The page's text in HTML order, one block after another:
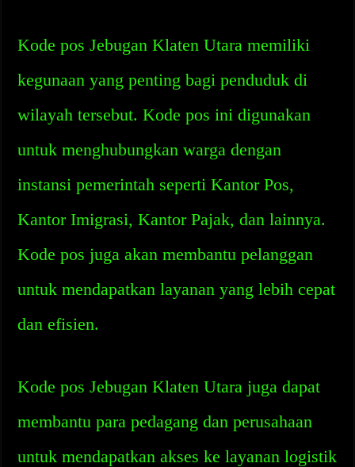
Kode pos Jebugan Klaten Utara memiliki
kegunaan yang penting bagi penduduk di
wilayah tersebut. Kode pos ini digunakan
untuk menghubungkan warga dengan
instansi pemerintah seperti Kantor Pos,
Kantor Imigrasi, Kantor Pajak, dan lainnya.
Kode pos juga akan membantu pelanggan
untuk mendapatkan layanan yang lebih cepat
dan efisien.
Kode pos Jebugan Klaten Utara juga dapat
membantu para pedagang dan perusahaan
untuk mendapatkan akses ke layanan logistik